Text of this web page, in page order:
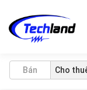
Bán Cho